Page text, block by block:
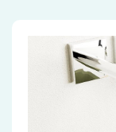
Baden